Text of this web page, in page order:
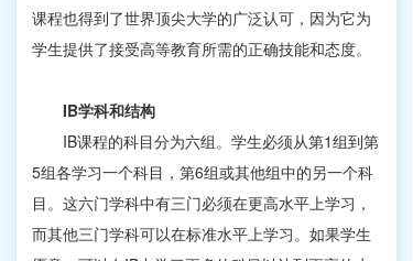
课程也得到了世界顶尖大学的广泛认可，因为它为
学生提供了接受高等教育所需的正确技能和态度。
IB学科和结构
IB课程的科目分为六组。学生必须从第1组到第
5组各学习一个科目，第6组或其他组中的另一个科
目。这六门学科中有三门必须在更高水平上学习，
而其他三门学科可以在标准水平上学习。如果学生